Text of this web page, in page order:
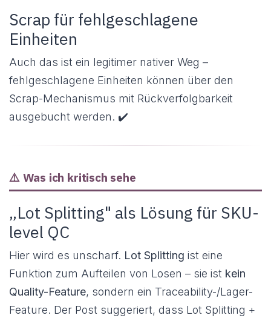
Scrap für fehlgeschlagene
Einheiten
Auch das ist ein legitimer nativer Weg –
fehlgeschlagene Einheiten können über den
Scrap-Mechanismus mit Rückverfolgbarkeit
ausgebucht werden. ✔️
⚠️ Was ich kritisch sehe
„Lot Splitting" als Lösung für SKU-
level QC
Hier wird es unscharf. Lot Splitting ist eine
Funktion zum Aufteilen von Losen – sie ist kein
Quality-Feature, sondern ein Traceability-/Lager-
Feature. Der Post suggeriert, dass Lot Splitting +